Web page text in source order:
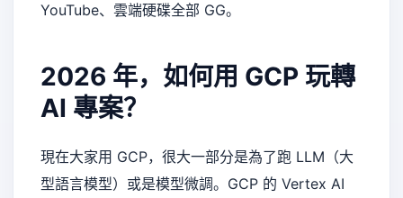
YouTube、雲端硬碟全部 GG。
2026 年，如何用 GCP 玩轉
AI 專案？
現在大家用 GCP，很大一部分是為了跑 LLM（大
型語言模型）或是模型微調。GCP 的 Vertex AI